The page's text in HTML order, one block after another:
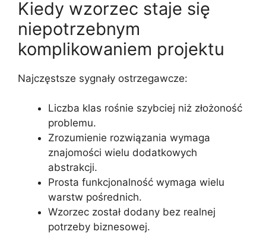
Kiedy wzorzec staje się
niepotrzebnym
komplikowaniem projektu
Najczęstsze sygnały ostrzegawcze:
Liczba klas rośnie szybciej niż złożoność
problemu.
Zrozumienie rozwiązania wymaga
znajomości wielu dodatkowych
abstrakcji.
Prosta funkcjonalność wymaga wielu
warstw pośrednich.
Wzorzec został dodany bez realnej
potrzeby biznesowej.